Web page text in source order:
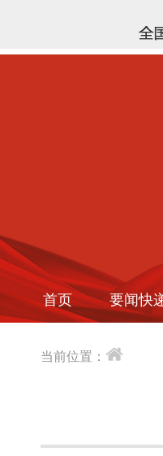
首页 要闻快
当前位置：